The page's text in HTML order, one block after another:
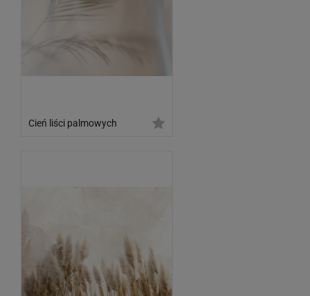
Cień liści palmowych